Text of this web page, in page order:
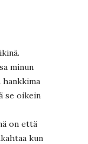
minun
hankkima
se oikein
on että
kun